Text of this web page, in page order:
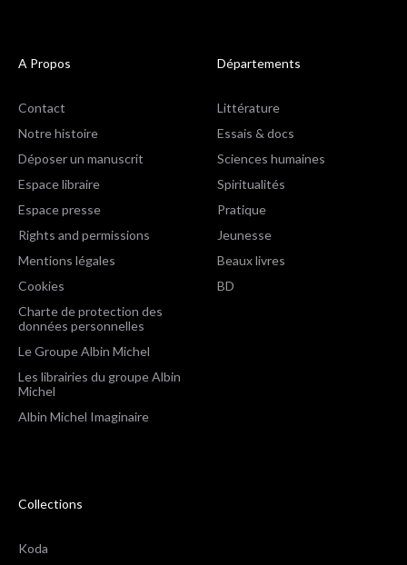
A Propos
Contact
Notre histoire
Déposer un manuscrit
Espace libraire
Espace presse
Rights and permissions
Mentions légales
Cookies
Charte de protection des
données personnelles
Le Groupe Albin Michel
Les librairies du groupe Albin
Michel
Albin Michel Imaginaire
Départements
Littérature
Essais & docs
Sciences humaines
Spiritualités
Pratique
Jeunesse
Beaux livres
BD
Collections
Koda